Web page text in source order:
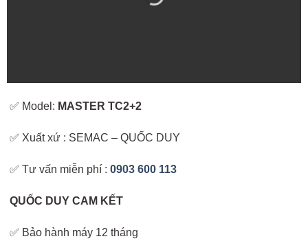
✅ Model: MASTER TC2+2
✅ Xuất xứ : SEMAC – QUỐC DUY
✅ Tư vấn miễn phí :0903 600 113
QUỐC DUY CAM KẾT
✅ Bảo hành máy 12 tháng